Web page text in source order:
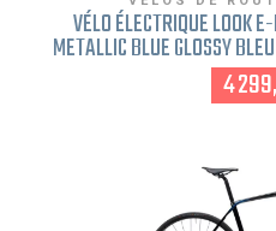
VÉLO ÉLECTRIQUE LOOK
METALLIC BLUE GLOSSY
4